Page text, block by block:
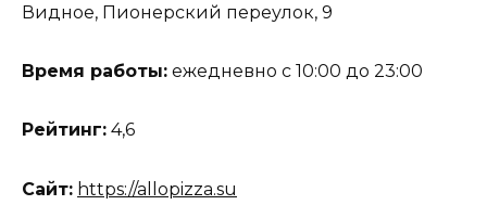
Видное, Пионерский переулок, 9
Время работы: ежедневно с 10:00 до 23:00
Рейтинг: 4,6
Сайт: https://allopizza.su